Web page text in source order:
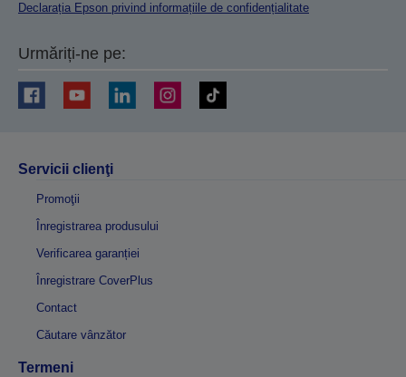
Declarația Epson privind informațiile de confidențialitate
Urmăriți-ne pe:
Servicii clienţi
Promoţii
Înregistrarea produsului
Verificarea garanției
Înregistrare CoverPlus
Contact
Căutare vânzător
Termeni